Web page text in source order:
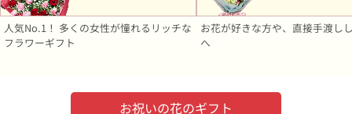
人気No.1！ 多くの女性が憧れるリッチな
フラワーギフト
お花が好きな方や、直接手渡し
へ
お祝いの花のギフト